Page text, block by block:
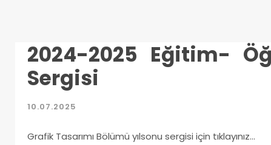
2024-2025 Eğitim-
Sergisi
10.07.2025
Grafik Tasarımı Bölümü yılsonu sergisi için tıklayınız...